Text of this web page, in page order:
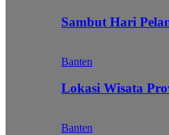
Sambut Hari
Banten
Lokasi Wisata
Banten